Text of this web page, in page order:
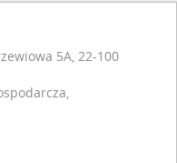
5A, 22-100